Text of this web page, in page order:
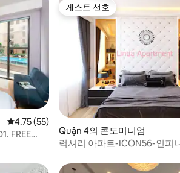
평점 4.75점(5점 만점), 후기 55개
4.75 (55)
FREE
게스트 선호
게스트 선호
Quận 4의 콘도미니엄
럭셔리 아파트-ICON56-인피